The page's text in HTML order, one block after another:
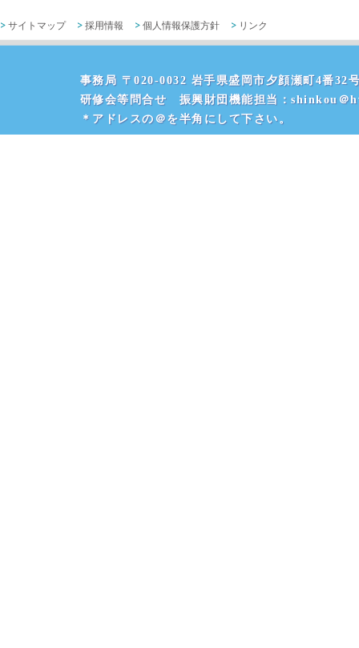
サイトマップ 採用情報 個人情報保護方針 リンク
事務局 〒020-0032 岩手県盛岡市夕顔瀬町4番32
研修会等問合せ 振興財団機能担当：
＊アドレスの＠を半角にして下さい。